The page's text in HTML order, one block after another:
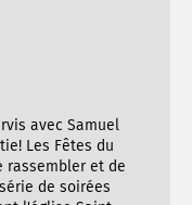
avec Samuel
Les Fêtes du
rassembler et de
de soirées